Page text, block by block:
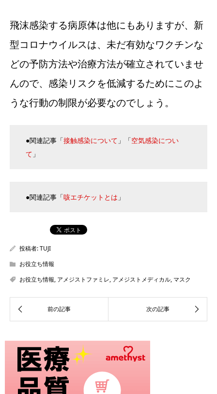
飛沫感染する病原体は他にもありますが、新
型コロナウイルスは、未だ有効なワクチンな
どの予防方法や治療方法が確立されていませ
んので、感染リスクを低減するためにこのよ
うな行動の制限が必要なのでしょう。
●関連記事「接触感染について 」「空気感染につい
て 」
●関連記事「咳エチケットとは 」
投稿者:TUJI
お役立ち情報
お役立ち情報, アメジストファミレ, アメジストメディカル, マスク